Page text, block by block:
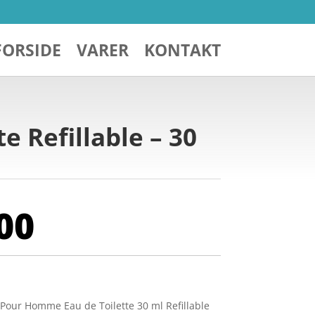
VARER KONTAKT
Refillable – 30
Homme Eau de Toilette 30 ml Refillable